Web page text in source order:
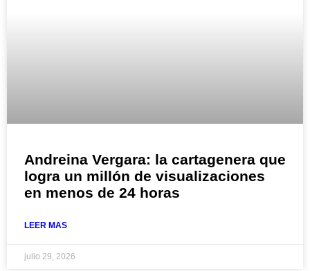
Andreina Vergara: la cartagenera que
logra un millón de visualizaciones
en menos de 24 horas
LEER MAS
julio 29, 2026